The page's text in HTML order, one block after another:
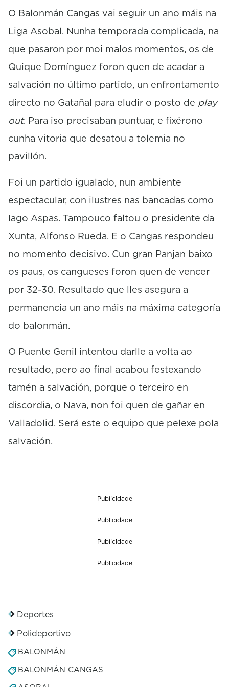
o
d
O Balonmán Cangas vai seguir un ano máis na
Liga Asobal. Nunha temporada complicada, na
que pasaron por moi malos momentos, os de
Quique Domínguez foron quen de acadar a
salvación no último partido, un enfrontamento
directo no Gatañal para eludir o posto de play
out. Para iso precisaban puntuar, e fixérono
cunha vitoria que desatou a tolemia no
pavillón.
Foi un partido igualado, nun ambiente
espectacular, con ilustres nas bancadas como
Iago Aspas. Tampouco faltou o presidente da
Xunta, Alfonso Rueda. E o Cangas respondeu
no momento decisivo. Cun gran Panjan baixo
os paus, os cangueses foron quen de vencer
por 32-30. Resultado que lles asegura a
permanencia un ano máis na máxima categoría
do balonmán.
O Puente Genil intentou darlle a volta ao
resultado, pero ao final acabou festexando
tamén a salvación, porque o terceiro en
discordia, o Nava, non foi quen de gañar en
Valladolid. Será este o equipo que pelexe pola
salvación.
Publicidade
Publicidade
Publicidade
Publicidade
Deportes
Polideportivo
BALONMÁN
BALONMÁN CANGAS